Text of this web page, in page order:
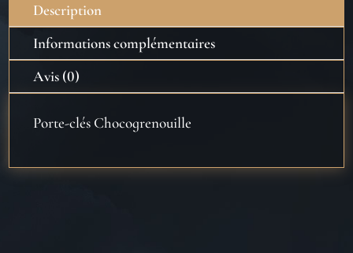
Description
Informations complémentaires
Avis (0)
Porte-clés Chocogrenouille